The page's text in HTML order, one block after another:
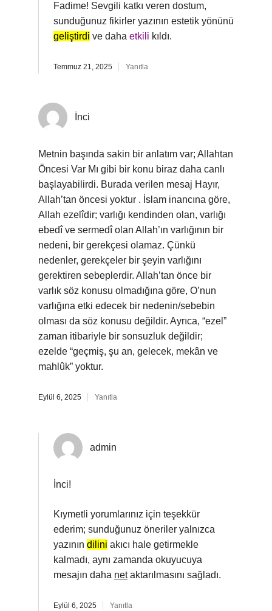
Fadime! Sevgili katkı veren dostum,
sunduğunuz fikirler yazının estetik yönünü
geliştirdi ve daha etkili kıldı.
Temmuz 21, 2025 Yanıtla
İnci
Metnin başında sakin bir anlatım var; Allahtan
Öncesi Var Mı gibi bir konu biraz daha canlı
başlayabilirdi. Burada verilen mesaj Hayır,
Allah’tan öncesi yoktur . İslam inancına göre,
Allah ezelîdir; varlığı kendinden olan, varlığı
ebedî ve sermedî olan Allah’ın varlığının bir
nedeni, bir gerekçesi olamaz. Çünkü
nedenler, gerekçeler bir şeyin varlığını
gerektiren sebeplerdir. Allah’tan önce bir
varlık söz konusu olmadığına göre, O’nun
varlığına etki edecek bir nedenin/sebebin
olması da söz konusu değildir. Ayrıca, “ezel”
zaman itibariyle bir sonsuzluk değildir;
ezelde “geçmiş, şu an, gelecek, mekân ve
mahlûk” yoktur.
Eylül 6, 2025 Yanıtla
admin
İnci!
Kıymetli yorumlarınız için teşekkür
ederim; sunduğunuz öneriler yalnızca
yazının dilini akıcı hale getirmekle
kalmadı, aynı zamanda okuyucuya
mesajın daha netaktarılmasını sağladı.
Eylül 6, 2025 Yanıtla